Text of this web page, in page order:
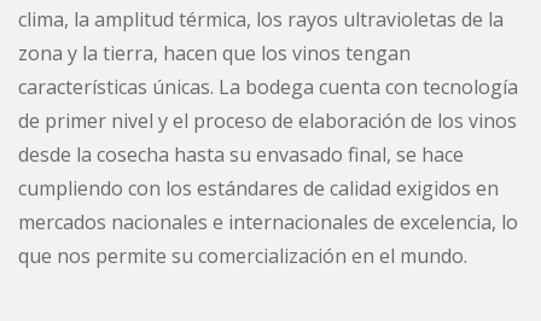
clima, la amplitud térmica, los rayos ultravioletas de la
zona y la tierra, hacen que los vinos tengan
características únicas. La bodega cuenta con tecnología
de primer nivel y el proceso de elaboración de los vinos
desde la cosecha hasta su envasado final, se hace
cumpliendo con los estándares de calidad exigidos en
mercados nacionales e internacionales de excelencia, lo
que nos permite su comercialización en el mundo.